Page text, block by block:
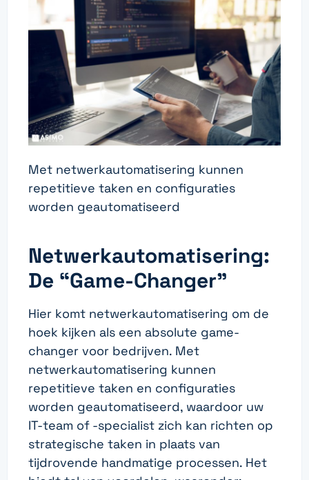
Met netwerkautomatisering kunnen
repetitieve taken en configuraties
worden geautomatiseerd
Netwerkautomatisering:
De “Game-Changer”
Hier komt netwerkautomatisering om de
hoek kijken als een absolute game-
changer voor bedrijven. Met
netwerkautomatisering kunnen
repetitieve taken en configuraties
worden geautomatiseerd, waardoor uw
IT-team of -specialist zich kan richten op
strategische taken in plaats van
tijdrovende handmatige processen. Het